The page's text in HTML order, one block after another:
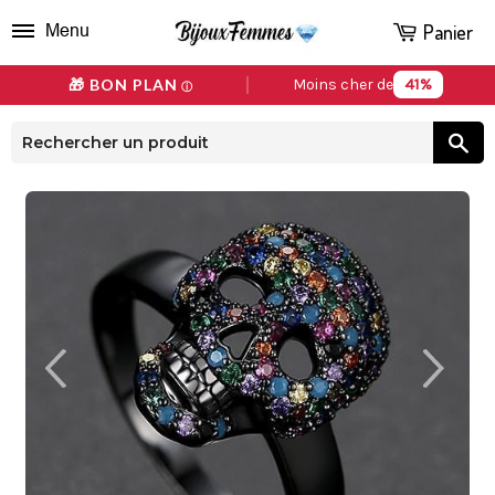
🎁 BON PLAN ⓘ Moins cher de 41%
Menu Panier